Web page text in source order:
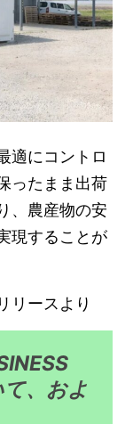
適にコントロ
ったまま出荷
、農産物の安
現することが
リースより
、およ